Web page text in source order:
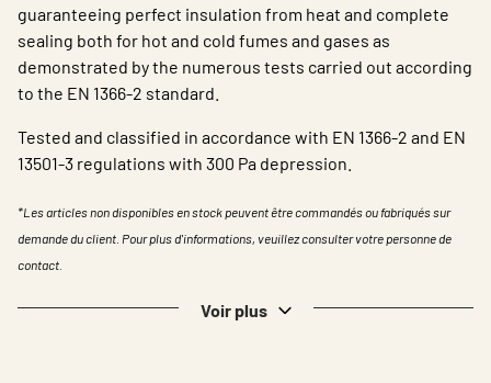
Choisir la langue
Switzerland - French
guaranteeing perfect insulation from heat and complete
sealing both for hot and cold fumes and gases as
demonstrated by the numerous tests carried out according
to the EN 1366-2 standard.
Tested and classified in accordance with EN 1366-2 and EN
13501-3 regulations with 300 Pa depression.
*Les articles non disponibles en stock peuvent être commandés ou fabriqués sur
demande du client. Pour plus d'informations, veuillez consulter votre personne de
contact.
Voir plus